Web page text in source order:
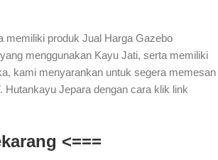
memiliki produk Jual Harga Gazebo
menggunakan Kayu Jati, serta memiliki
kami menyarankan untuk segera memesan
Hutankayu Jepara dengan cara klik link
<===